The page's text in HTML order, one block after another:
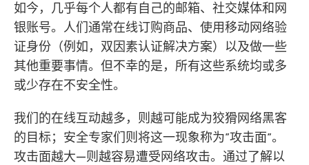
如今，几乎每个人都有自己的邮箱、社交媒体和网
银账号。人们通常在线订购商品、使用移动网络验
证身份（例如，双因素认证解决方案）以及做一些
其他重要事情。但不幸的是，所有这些系统均或多
或少存在不安全性。
我们的在线互动越多，则越可能成为狡猾网络黑客
的目标；安全专家们则将这一现象称为”攻击面”。
攻击面越大—则越容易遭受网络攻击。通过了解以